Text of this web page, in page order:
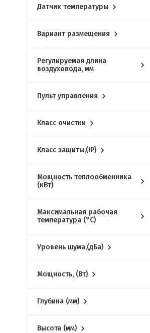
Датчик температуры
Вариант размещения
Регулируемая длина
воздуховода, мм
Пульт управления
Класс очистки
Класс защиты,(IP)
Мощность теплообменника
(кВт)
Максимальная рабочая
температура (°С)
Уровень шума,(дБа)
Мощность, (Вт)
Глубина (мм)
Высота (мм)